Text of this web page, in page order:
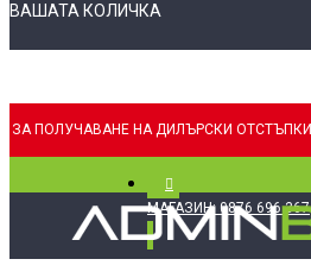
ВАШАТА КОЛИЧКА
ЗА ПОЛУЧАВАНЕ НА ДИЛЪРСКИ ОТСТЪПКИ
МАГАЗИН: 0876 696 367